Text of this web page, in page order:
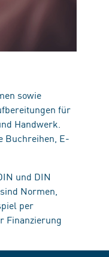
sowie
für
Handwerk.
Buchreihen, E-
und DIN
Normen,
per
Finanzierung